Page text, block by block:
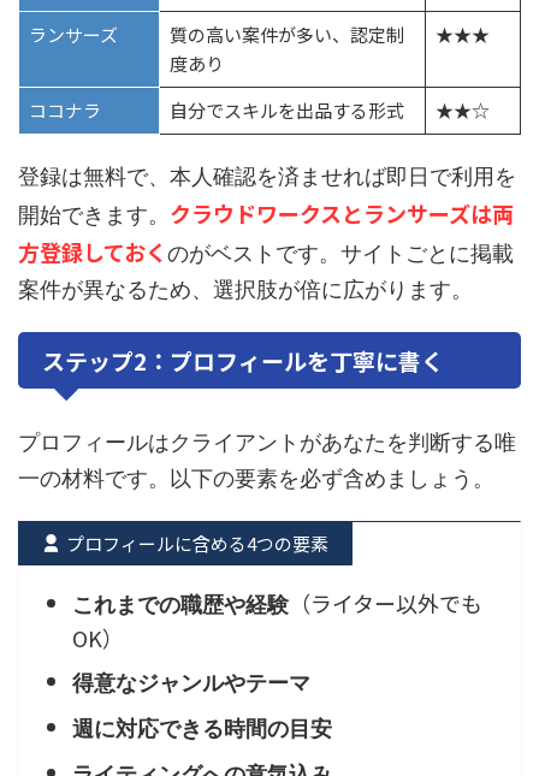
ランサーズ
質の高い案件が多い、認定制
度あり
★★★
ココナラ 自分でスキルを出品する形式 ★★☆
登録は無料で、本人確認を済ませれば即日で利用を
開始できます。 クラウドワークスとランサーズは両
方登録しておく のがベストです。サイトごとに掲載
案件が異なるため、選択肢が倍に広がります。
ステップ2：プロフィールを丁寧に書く
プロフィールはクライアントがあなたを判断する唯
一の材料です。以下の要素を必ず含めましょう。
プロフィールに含める4つの要素
これまでの職歴や経験 （ライター以外でも
OK）
得意なジャンルやテーマ
週に対応できる時間の目安